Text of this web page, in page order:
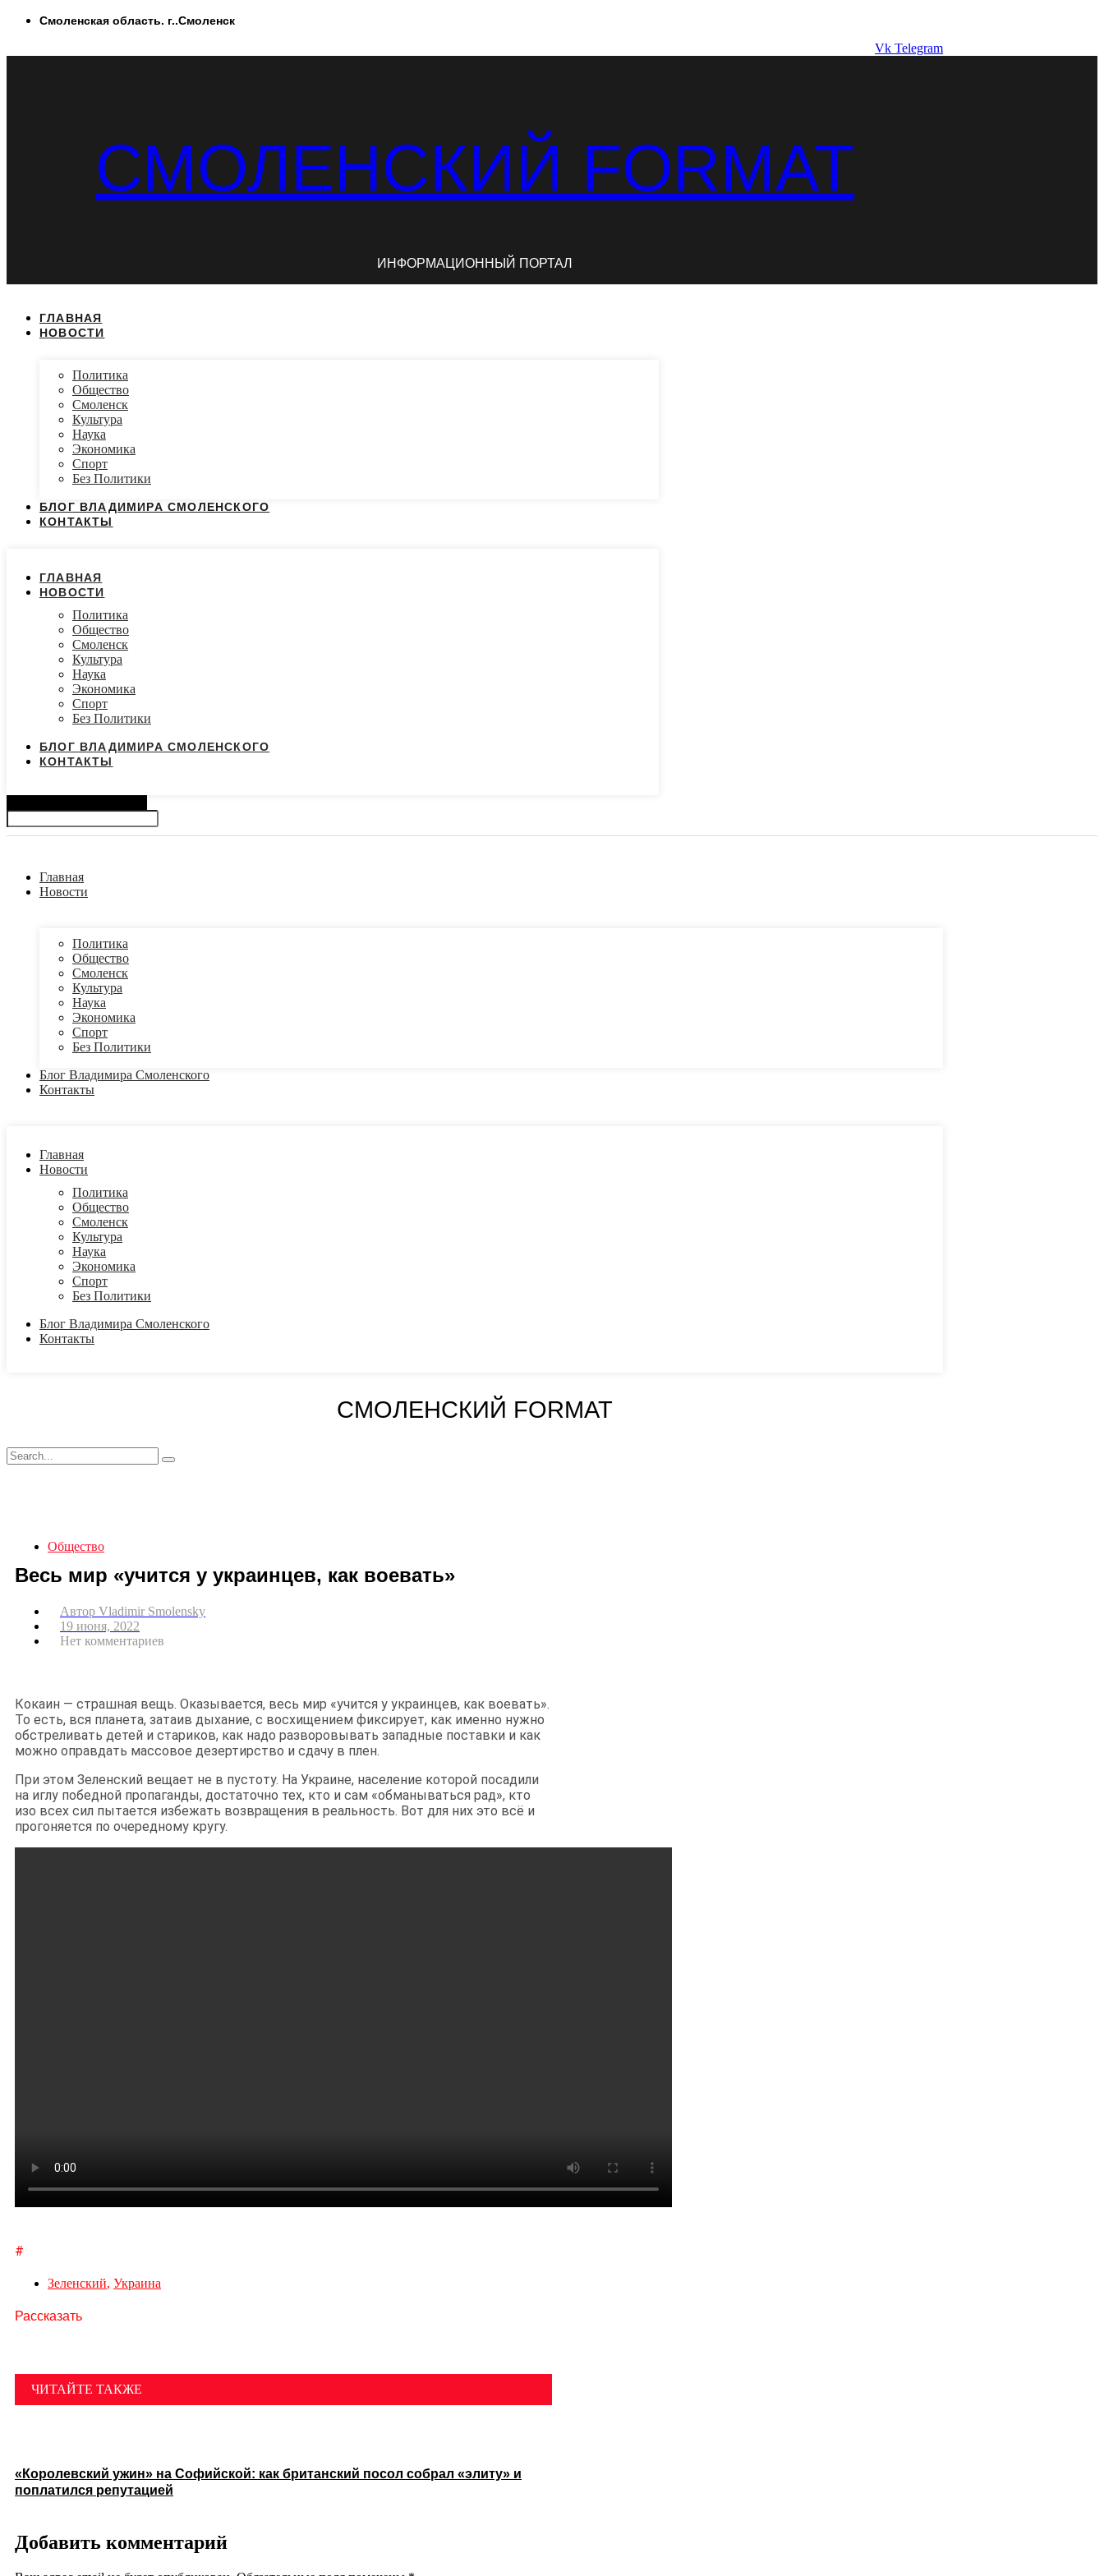
ПерейтиСмоленская область. г..Смоленск
Vk Telegram
СМОЛЕНСКИЙ FORMAT
ИНФОРМАЦИОННЫЙ ПОРТАЛ
ГЛАВНАЯ
НОВОСТИ
Политика
Общество
Смоленск
Культура
Наука
Экономика
Спорт
Без Политики
БЛОГ ВЛАДИМИРА СМОЛЕНСКОГО
КОНТАКТЫ
ГЛАВНАЯ
НОВОСТИ
Политика
Общество
Смоленск
Культура
Наука
Экономика
Спорт
Без Политики
БЛОГ ВЛАДИМИРА СМОЛЕНСКОГО
КОНТАКТЫ
Главная
Новости
Политика
Общество
Смоленск
Культура
Наука
Экономика
Спорт
Без Политики
Блог Владимира Смоленского
Контакты
Главная
Новости
Политика
Общество
Смоленск
Культура
Наука
Экономика
Спорт
Без Политики
Блог Владимира Смоленского
Контакты
СМОЛЕНСКИЙ FORMAT
Общество
Весь мир «учится у украинцев, как воевать»
Автор Vladimir Smolensky
19 июня, 2022
Нет комментариев
Кокаин — страшная вещь. Оказывается, весь мир «учится у украинцев, как воевать».
То есть, вся планета, затаив дыхание, с восхищением фиксирует, как именно нужно
обстреливать детей и стариков, как надо разворовывать западные поставки и как
можно оправдать массовое дезертирство и сдачу в плен.
При этом Зеленский вещает не в пустоту. На Украине, население которой посадили
на иглу победной пропаганды, достаточно тех, кто и сам «обманываться рад», кто
изо всех сил пытается избежать возвращения в реальность. Вот для них это всё и
прогоняется по очередному кругу.
#
Зеленский, Украина
Рассказать
ЧИТАЙТЕ ТАКЖЕ
«Королевский ужин» на Софийской: как британский посол собрал «элиту» и
поплатился репутацией
Добавить комментарий